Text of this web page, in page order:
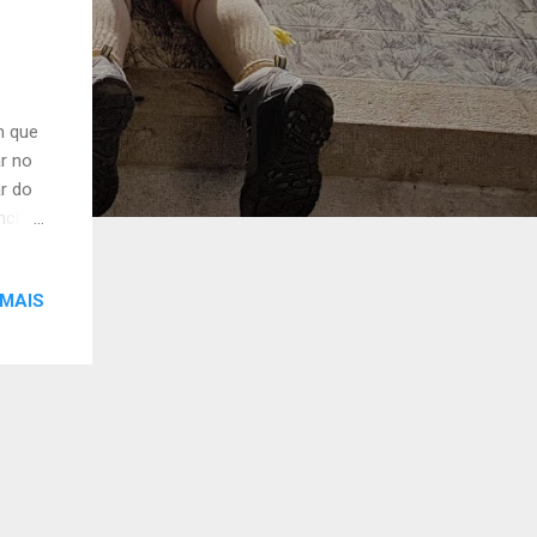
que
no
do